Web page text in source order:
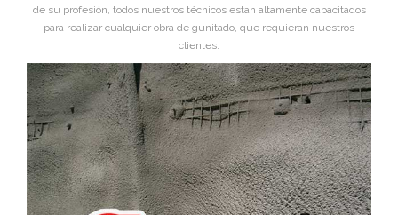
de su profesión, todos nuestros técnicos estan altamente capacitados
para realizar cualquier obra de gunitado, que requieran nuestros
clientes.